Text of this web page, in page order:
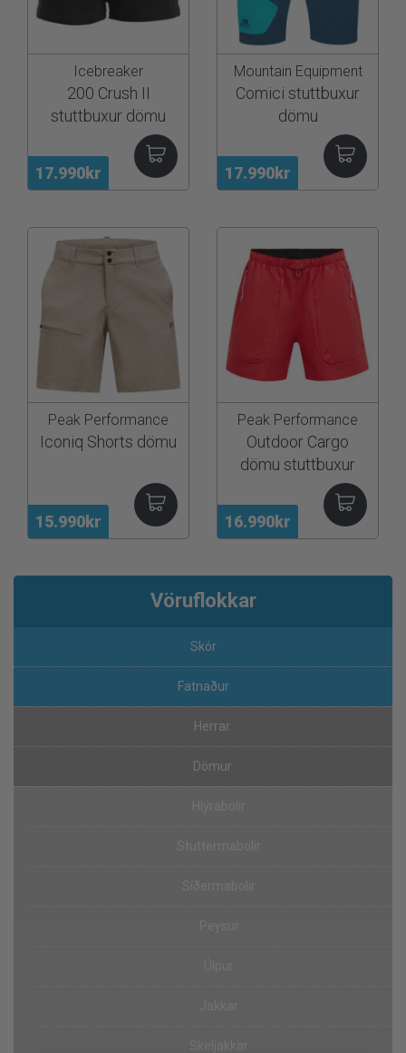
17.990kr
Icebreaker
200 Crush II
stuttbuxur dömu
17.990kr
Mountain Equipment
Comici stuttbuxur
dömu
15.990kr
Peak Performance
Iconiq Shorts dömu
16.990kr
Peak Performance
Outdoor Cargo
dömu stuttbuxur
Vöruflokkar
Skór
Fatnaður
Herrar
Dömur